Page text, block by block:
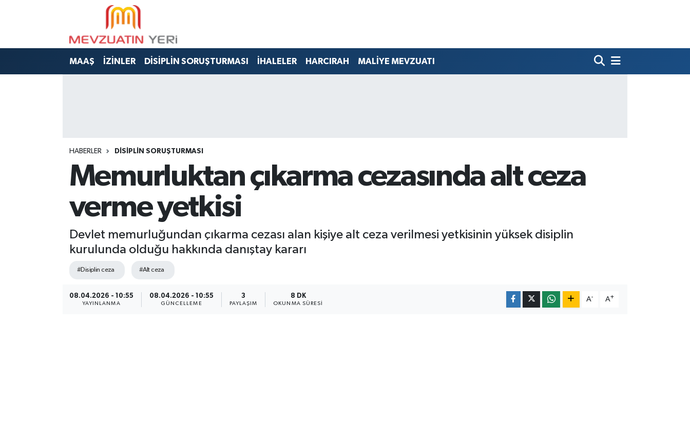
MAAŞ İZİNLER DİSİPLİN SORUŞTURMASI İHALELER HARCIRAH MALİYE MEVZUATI
HABERLER DİSİPLİN SORUŞTURMASI
Memurluktan çıkarma cezasında alt ceza
verme yetkisi
Devlet memurluğundan çıkarma cezası alan kişiye alt ceza verilmesi yetkisinin yüksek disiplin
kurulunda olduğu hakkında danıştay kararı
#Disiplin ceza #Alt ceza
08.04.2026 - 10:55
YAYINLANMA
08.04.2026 - 10:55
GÜNCELLEME
3
PAYLAŞIM
8 DK
OKUNMA SÜRESI
A- A+